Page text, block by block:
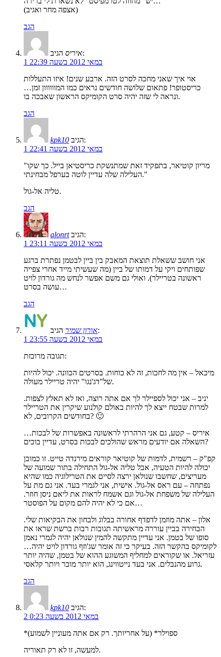
(אצפה מחר ואגיב)
הגב
איריסהגיב:
1 במאי 2012 בשעה 22:39
אוי איך שאני מחכה לסרט הזה. ארבע שנים! איזו התעללות
כריסטופר! פתאום שלושה חודשים נראים כמו המוווווון זמן…
ונראה לי שזה יהיה סרט הקומיקס הראשון שאבכה בו.
הגב
kpk10
הגיב:
1 במאי 2012 בשעה 22:41
"מריון קוטיאר, בתפקיד זאת שמתנשקת כריסטיאן בייל. כך שקו
העלילה שלה עדיין לוטה בערפל מבחינתי."
טליה אל-גול.
הגב
alonrt
הגיב:
1 במאי 2012 בשעה 23:11
אני חושב ששאלת תוצאת המאבק בין ביין לבטמן נפתרת ברגע
שפותחים ויקי על דמותו של ביין (מה שעשיתי מייד אחרי צפייה
ראשונה בטריילר). ואולי גם משם אפשר לנחש מה גורדון לויט
עושה בסרט…
הגב
אורון שמירהגיב:
1 במאי 2012 בשעה 23:55
תגובה מרוכזת:
מיכאל – אין מה לחכות, זה לא כוחות. בסרטים הכוונה. יכול להיות
של"דג'נגו" יהיה טריילר מעולה.
יניב – אני יכול לספיילר לך אם אתה רוצה, ואז לא תאלץ לצפות.
למרות שבטח ייצא לך להיות באולם קולנוע שיקרין את הטריילר
בחודשים הקרובים, לא? 🙂
איריס – קטע, גם אני הרהרתי לראשונה באפשרות של לבכות…
השאלה אם יודעים מראש שהולכים לבכות בסרט, עדיין בוכים?
קפ"ק – רשמית, לדמות של קוטיאר קוראים מירנדה טייט. זו כמובן
יכולה להיות הטעיה, אבל טליה אל-גול התחילה בתור שמועה של
מעריצים, שחשבו שנולאן ירצה לסיים את הטרילוגיה כמו שהיא
נפתחה – עם ראס אל-גול. אישית, אני לגמרי בעד. אני גם מת על
העלילה של משפחת אל-גול וגם אשמח לראות את ליאם ניסן חוזר.
אם כי לא יהיה להם מקום על הפוסטר…
אלון – אתה מוזמן לדפדף אחורה בבלוג ולבחון את הבקיאות שלי.
הבחירה בביין עוררה מראשיתה תגובות רבות ברשת שראו את
סופו של בטמן. אני עדיין מתקשה להמין שנולאן יהיה לגמרי נאמן
לקומיקס בהקשר הזה. בעיקר כי זה אומר שג'וזף גורדון לויט יהיה…
עזריאל. או שקוראים למחליף המשוגע ההוא של בטמן, שהיה יותר
גרוע מהנבלים. אני בעד נייטווינג, הוא יותר מוכר ויותר קלאסי.
הגב
kpk10
הגיב:
2 במאי 2012 בשעה 0:23
*ספוילר* (על אחריותך. רק אם אתה מעוניין לשמוע)
למעשה, זו לא רק תאוריה.